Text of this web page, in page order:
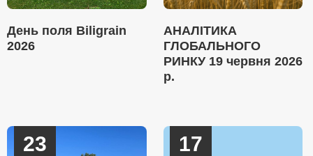
День поля Biligrain
2026
АНАЛІТИКА
ГЛОБАЛЬНОГО
РИНКУ 19 червня 2026
р.
23 17